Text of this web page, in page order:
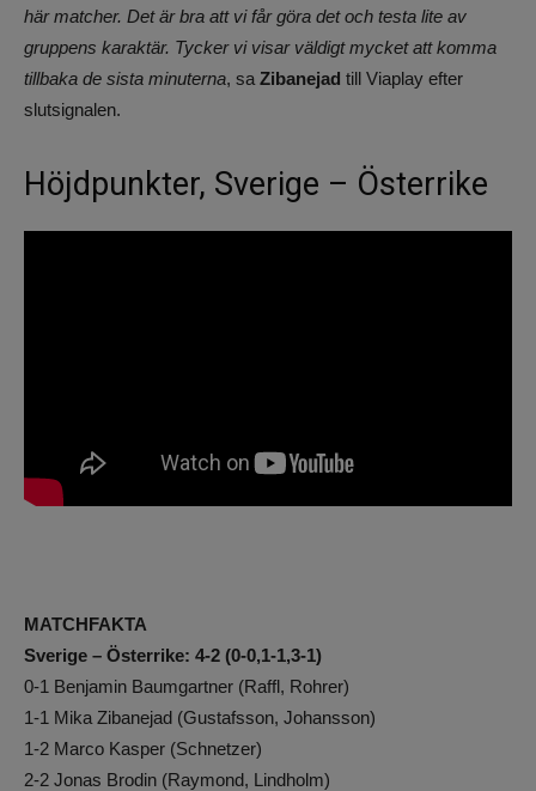
här matcher. Det är bra att vi får göra det och testa lite av
gruppens karaktär. Tycker vi visar väldigt mycket att komma
tillbaka de sista minuterna, sa Zibanejad till Viaplay efter
slutsignalen.
Höjdpunkter, Sverige – Österrike
MATCHFAKTA
Sverige – Österrike: 4-2 (0-0,1-1,3-1)
0-1 Benjamin Baumgartner (Raffl, Rohrer)
1-1 Mika Zibanejad (Gustafsson, Johansson)
1-2 Marco Kasper (Schnetzer)
2-2 Jonas Brodin (Raymond, Lindholm)